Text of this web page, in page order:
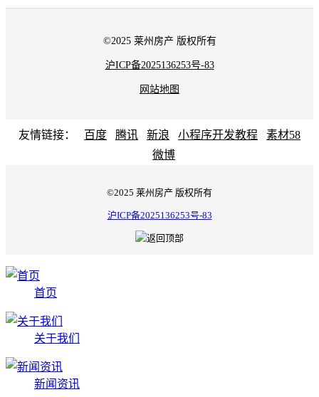
©2025 莱州房产 版权所有
沪ICP备2025136253号-83
网站地图
友情链接： 百度 腾讯 新浪 小程序开发教程
素材58
微博
©2025 莱州房产 版权所有
沪ICP备2025136253号-83
首页
关于我们
新闻资讯